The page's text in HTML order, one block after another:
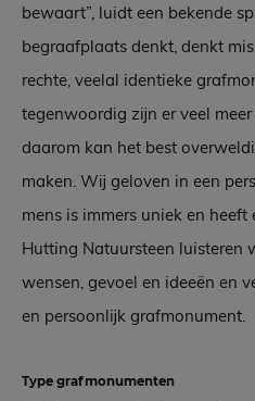
bewaart”, luidt een bekende
begraafplaats denkt, denkt
rechte, veelal identieke
tegenwoordig zijn er veel
daarom kan het best
maken. Wij geloven in een
mens is immers uniek en heeft
Hutting Natuursteen luisteren
wensen, gevoel en ideeën en
en persoonlijk grafmonument.
Type grafmonumenten